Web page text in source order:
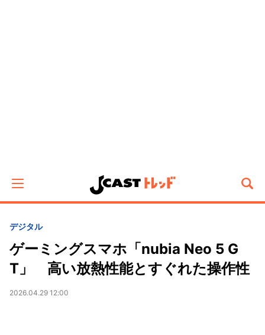
デジタル
ゲーミングスマホ「nubia Neo 5 G
T」 高い放熱性能とすぐれた操作性
2026.04.29 12:00